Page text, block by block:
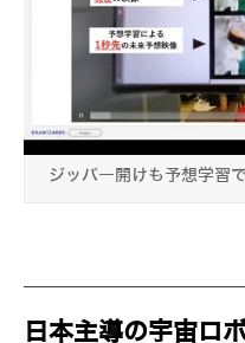
ジッパー開けも予想学習
日本主導の宇宙ロ